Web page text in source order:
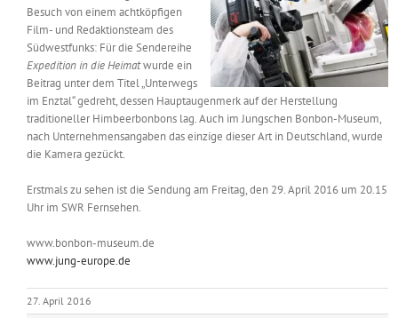
Messen & Events
Unternehmen
Interviews
Wissen
Product Guide
Jobshop
Besuch von einem achtköpfigen
Film- und Redaktionsteam des
Südwestfunks: Für die Sendereihe
Expedition in die Heimatwurde ein
Beitrag unter dem Titel „Unterwegs
im Enztal“ gedreht, dessen Hauptaugenmerk auf der Herstellung
traditioneller Himbeerbonbons lag. Auch im Jungschen Bonbon-Museum,
nach Unternehmensangaben das einzige dieser Art in Deutschland, wurde
die Kamera gezückt.
Erstmals zu sehen ist die Sendung am Freitag, den 29. April 2016 um 20.15
Uhr im SWR Fernsehen.
www.bonbon-museum.de
www.jung-europe.de
27. April 2016